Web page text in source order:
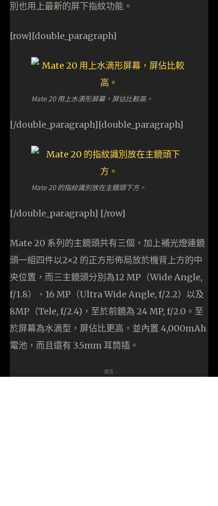
別也用上最新的屏下指紋功能。
[row][double_paragraph]
Mate 20 用上水滴形屏幕，屏佔比較高。
[/double_paragraph][double_paragraph]
Mate 20 的指紋識別放在主鏡頭下方。
[/double_paragraph] [/row]
Mate 20 系列的主鏡頭共有三個，加上補光燈連鏡
頭一組四件以2×2 的正方形佈局放於機背上方的中
央位置，而三主鏡頭分別為12 MP（Wide Angle,
f/1.8）、16 MP（Ultra Wide Angle, f/2.2）以及
8MP（Tele, f/2.4)，至於前鏡為 24 MP, f/2.0。至
於屏幕為水滴型，屏佔比更高，並內置 4,000mAh
電池，而且還有 3.5mm 耳筒插。
- 廣告 -